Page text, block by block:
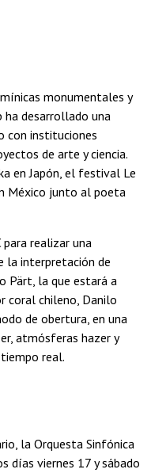
monumentales y
desarrollado una
con instituciones
de arte y ciencia.
en Japón, el festival Le
México junto al poeta
realizar una
la interpretación de
Pärt, la que estará a
coral chileno, Danilo
de obertura, en una
atmósferas hazer y
real.
la Orquesta Sinfónica
días viernes 17 y sábado